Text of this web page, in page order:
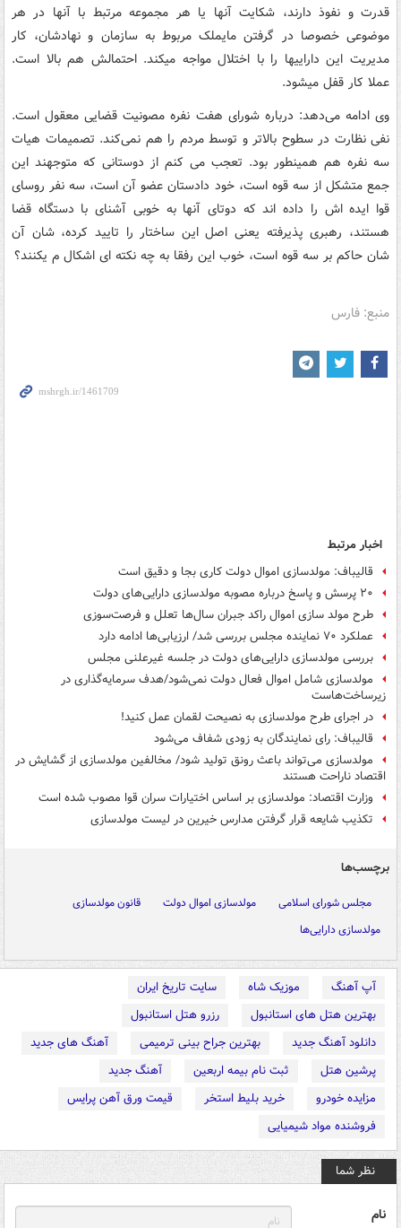
قدرت و نفوذ دارند، شکایت آنها یا هر مجموعه مرتبط با آنها در هر
موضوعی خصوصا در گرفتن مایملک مربوط به سازمان و نهادشان، کار
مدیریت این داراییها را با اختلال مواجه میکند. احتمالش هم بالا است.
عملا کار قفل میشود.
وی ادامه می‌دهد: درباره شورای هفت نفره مصونیت قضایی معقول است.
نفی نظارت در سطوح بالاتر و توسط مردم را هم نمی‌کند. تصمیمات هیات
سه نفره هم همینطور بود. تعجب می کنم از دوستانی که متوجهند این
جمع متشکل از سه قوه است، خود دادستان عضو آن است، سه نفر روسای
قوا ایده اش را داده اند که دوتای آنها به خوبی آشنای با دستگاه قضا
هستند، رهبری پذیرفته یعنی اصل این ساختار را تایید کرده، شان آن
شان حاکم بر سه قوه است، خوب این رفقا به چه نکته ای اشکال م یکنند؟
منبع: فارس
اخبار مرتبط
قالیباف: مولدسازی اموال دولت کاری بجا و دقیق است
۲۰ پرسش و پاسخ درباره مصوبه مولدسازی دارایی‌های دولت
طرح مولد سازی اموال راکد جبران سال‌ها تعلل و فرصت‌سوزی
عملکرد ۷۰ نماینده مجلس بررسی شد/ ارزیابی‌ها ادامه دارد
بررسی مولدسازی دارایی‌های دولت در جلسه غیرعلنی مجلس
مولدسازی شامل اموال فعال دولت نمی‌شود/هدف سرمایه‌گذاری در
زیرساخت‌هاست
در اجرای طرح مولدسازی به نصیحت لقمان عمل کنید!
قالیباف: رای نمایندگان به زودی شفاف می‌شود
مولدسازی می‌تواند باعث رونق تولید شود/ مخالفین مولدسازی از گشایش در
اقتصاد ناراحت هستند
وزارت اقتصاد: مولدسازی بر اساس اختیارات سران قوا مصوب شده است
تکذیب شایعه قرار گرفتن مدارس خیرین در لیست مولدسازی
برچسب‌ها
مجلس شورای اسلامی مولدسازی اموال دولت
قانون مولدسازی
مولدسازی دارایی‌ها
آپ آهنگ موزیک شاه
سایت تاریخ ایران
بهترین هتل های استانبول
رزرو هتل استانبول
دانلود آهنگ جدید
بهترین جراح بینی ترمیمی
آهنگ های جدید
پرشین هتل
ثبت نام بیمه اربعین
آهنگ جدید
مزایده خودرو
خرید بلیط استخر
قیمت ورق آهن پرایس
فروشنده مواد شیمیایی
نظر شما
نام